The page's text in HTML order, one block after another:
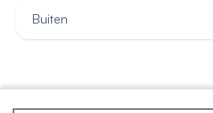
Honden niet toegestaan
Open haard
Buiten
Privé zwembad